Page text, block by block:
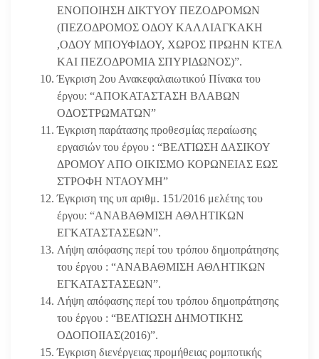
ΕΝΟΠΟΙΗΣΗ ΔΙΚΤΥΟΥ ΠΕΖΟΔΡΟΜΩΝ
(ΠΕΖΟΔΡΟΜΟΣ ΟΔΟΥ ΚΑΛΛΙΑΓΚΑΚΗ
,ΟΔΟΥ ΜΠΟΥΦΙΔΟΥ, ΧΩΡΟΣ ΠΡΩΗΝ ΚΤΕΛ
ΚΑΙ ΠΕΖΟΔΡΟΜΙΑ ΣΠΥΡΙΔΩΝΟΣ)”.
Έγκριση 2ου Ανακεφαλαιωτικού Πίνακα του
έργου: “ΑΠΟΚΑΤΑΣΤΑΣΗ ΒΛΑΒΩΝ
ΟΔΟΣΤΡΩΜΑΤΩΝ”
Έγκριση παράτασης προθεσμίας περαίωσης
εργασιών του έργου : “ΒΕΛΤΙΩΣΗ ΔΑΣΙΚΟΥ
ΔΡΟΜΟΥ ΑΠΟ ΟΙΚΙΣΜΟ ΚΟΡΩΝΕΙΑΣ ΕΩΣ
ΣΤΡΟΦΗ ΝΤΑΟΥΜΗ”
Έγκριση της υπ αριθμ. 151/2016 μελέτης του
έργου: “ΑΝΑΒΑΘΜΙΣΗ ΑΘΛΗΤΙΚΩΝ
ΕΓΚΑΤΑΣΤΑΣΕΩΝ”.
Λήψη απόφασης περί του τρόπου δημοπράτησης
του έργου : “ΑΝΑΒΑΘΜΙΣΗ ΑΘΛΗΤΙΚΩΝ
ΕΓΚΑΤΑΣΤΑΣΕΩΝ”.
Λήψη απόφασης περί του τρόπου δημοπράτησης
του έργου : “ΒΕΛΤΙΩΣΗ ΔΗΜΟΤΙΚΗΣ
ΟΔΟΠΟΙΙΑΣ(2016)”.
Έγκριση διενέργειας προμήθειας ρομποτικής